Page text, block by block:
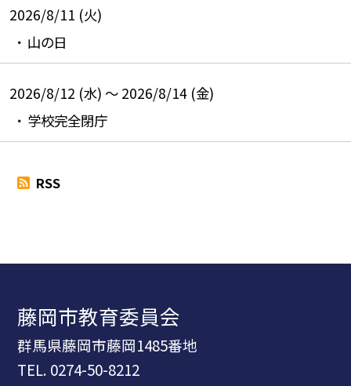
2026/8/11 (火)
山の日
2026/8/12 (水) ～ 2026/8/14 (金)
学校完全閉庁
RSS
藤岡市教育委員会
群馬県藤岡市藤岡1485番地
TEL. 0274-50-8212